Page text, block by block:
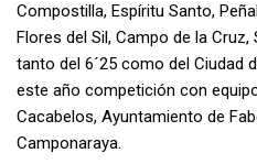
Compostilla, Espíritu Santo,
Flores del Sil, Campo de la
tanto del 6´25 como del Ciudad
este año competición con
Cacabelos, Ayuntamiento de
Camponaraya.